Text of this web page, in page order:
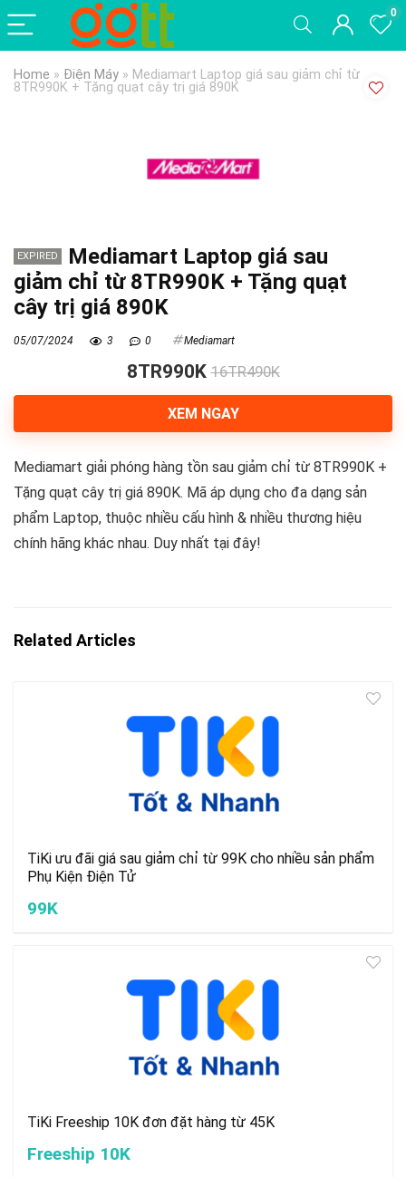
0
Home » Điện Máy » Mediamart Laptop giá sau giảm chỉ từ
8TR990K + Tặng quạt cây trị giá 890K
EXPIRED
Mediamart Laptop giá sau
giảm chỉ từ 8TR990K + Tặng quạt
cây trị giá 890K
05/07/2024 3 0 Mediamart
8TR990K 16TR490K
XEM NGAY
Mediamart giải phóng hàng tồn sau giảm chỉ từ 8TR990K +
Tặng quạt cây trị giá 890K. Mã áp dụng cho đa dạng sản
phẩm Laptop, thuộc nhiều cấu hình & nhiều thương hiệu
chính hãng khác nhau. Duy nhất tại đây!
Related Articles
TiKi ưu đãi giá sau giảm chỉ từ 99K cho nhiều sản phẩm
Phụ Kiện Điện Tử
99K
TiKi Freeship 10K đơn đặt hàng từ 45K
Freeship 10K